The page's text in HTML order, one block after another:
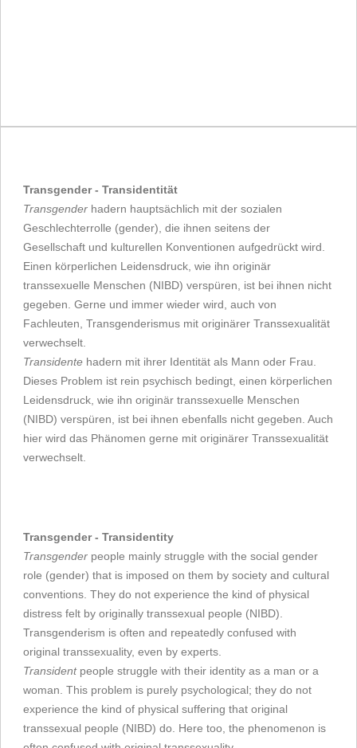
Transgender - Transidentität
Transgender hadern hauptsächlich mit der sozialen
Geschlechterrolle (gender), die ihnen seitens der
Gesellschaft und kulturellen Konventionen aufgedrückt wird.
Einen körperlichen Leidensdruck, wie ihn originär
transsexuelle Menschen (NIBD) verspüren, ist bei ihnen nicht
gegeben. Gerne und immer wieder wird, auch von
Fachleuten, Transgenderismus mit originärer Transsexualität
verwechselt.
Transidente hadern mit ihrer Identität als Mann oder Frau.
Dieses Problem ist rein psychisch bedingt, einen körperlichen
Leidensdruck, wie ihn originär transsexuelle Menschen
(NIBD) verspüren, ist bei ihnen ebenfalls nicht gegeben. Auch
hier wird das Phänomen gerne mit originärer Transsexualität
verwechselt.
Transgender - Transidentity
Transgender people mainly struggle with the social gender
role (gender) that is imposed on them by society and cultural
conventions. They do not experience the kind of physical
distress felt by originally transsexual people (NIBD).
Transgenderism is often and repeatedly confused with
original transsexuality, even by experts.
Transidentpeople struggle with their identity as a man or a
woman. This problem is purely psychological; they do not
experience the kind of physical suffering that original
transsexual people (NIBD) do. Here too, the phenomenon is